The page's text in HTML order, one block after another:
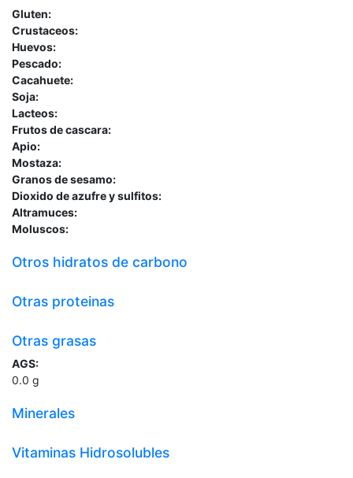
Gluten:
Crustaceos:
Huevos:
Pescado:
Cacahuete:
Soja:
Lacteos:
Frutos de cascara:
Apio:
Mostaza:
Granos de sesamo:
Dioxido de azufre y sulfitos:
Altramuces:
Moluscos:
Otros hidratos de carbono
Otras proteinas
Otras grasas
AGS:
0.0 g
Minerales
Vitaminas Hidrosolubles